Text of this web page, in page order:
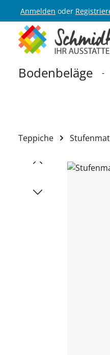
Hauptnavigation
Anmelden oder
Bodenbeläge
Teppiche
Bildergalerie